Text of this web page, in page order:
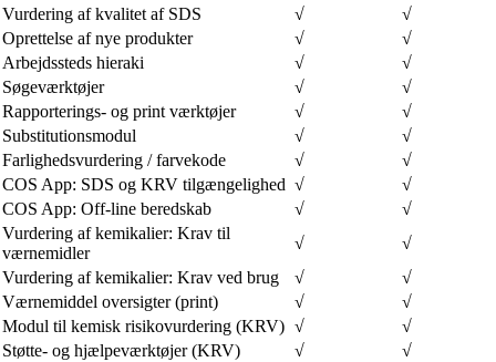
Vurdering af kvalitet af SDS
√
√
Oprettelse af nye produkter
√
√
Arbejdssteds hieraki
√
√
Søgeværktøjer
√
√
Rapporterings- og print værktøjer
√
√
Substitutionsmodul
√
√
Farlighedsvurdering / farvekode
√
√
COS App: SDS og KRV tilgængelighed √
√
COS App: Off-line beredskab
√
√
Vurdering af kemikalier: Krav til
værnemidler
√
√
Vurdering af kemikalier: Krav ved brug
√
√
Værnemiddel oversigter (print)
√
√
Modul til kemisk risikovurdering (KRV) √
√
Støtte- og hjælpeværktøjer (KRV)
√
√